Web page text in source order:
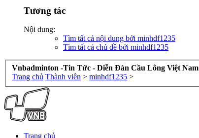
Tương tác
Nội dung:
Tìm tất cả nội dung bởi minhdf1235
Tìm tất cả chủ đề bởi minhdf1235
Vnbadminton -Tin Tức - Diễn Đàn Cầu Lông Việt Nam
Trang chủ Thành viên > minhdf1235 >
Trang chủ